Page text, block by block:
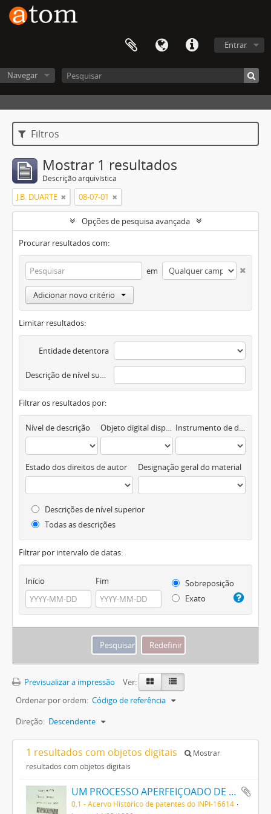
Entrar
Navegar
Filtros
Mostrar 1 resultados
Descrição arquivística
J.B. DUARTE 08-07-01
Opções de pesquisa avançada
Procurar resultados com:
em
Adicionar novo critério
Limitar resultados:
Entidade detentora
Descrição de nível superior
Filtrar os resultados por:
Nível de descrição Objeto digital disponível Instrumento de descrição documental
Estado dos direitos de autor Designação geral do material
Descrições de nível superior
Todas as descrições
Filtrar por intervalo de datas:
Início Fim
Sobreposição
Exato
Previsualizar a impressão
Ver:
Ordenar por ordem: Código de referência
Direção: Descendente
1 resultados com objetos digitais
Mostrar
resultados com objetos digitais
UM PROCESSO APERFEIÇOADO DE FABRICAÇÃO DE TINTAS PRETAS DE ENXOFRE
0.1 - Acervo Histórico de patentes do INPI-16614